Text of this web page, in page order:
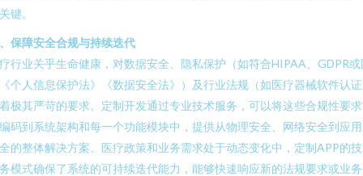
键。
保障安全合规与持续迭代
行业关乎生命健康，对数据安全、隐私保护（如符合HIPAA、GDPR或
个人信息保护法》《数据安全法》）及行业法规（如医疗器械软件认
极其严苛的要求。定制开发通过专业技术服务，可以将这些合规性要
码到系统架构和每一个功能模块中，提供从物理安全、网络安全到应
的整体解决方案。医疗政策和业务需求处于动态变化中，定制APP的
模式确保了系统的可持续迭代能力，能够快速响应新的法规要求或业